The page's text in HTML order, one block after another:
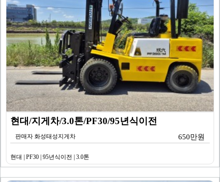
현대/지게차/3.0톤/PF30/95년식이전
판매자 화성태성지게차 650만원
현대 | PF30 | 95년식이전 | 3.0톤